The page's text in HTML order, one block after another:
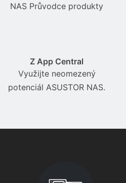
NAS Průvodce produkty
Z App Central
Využijte neomezený
potenciál ASUSTOR NAS.